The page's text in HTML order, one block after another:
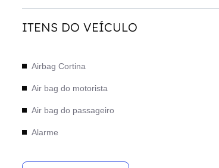
ITENS DO VEÍCULO
Airbag Cortina
Air bag do motorista
Air bag do passageiro
Alarme